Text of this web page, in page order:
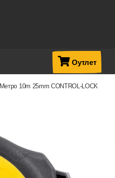
Оутлет
Метро 10m 25mm CONTROL-LOCK